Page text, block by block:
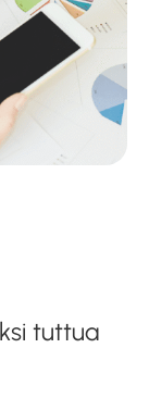
tuttua